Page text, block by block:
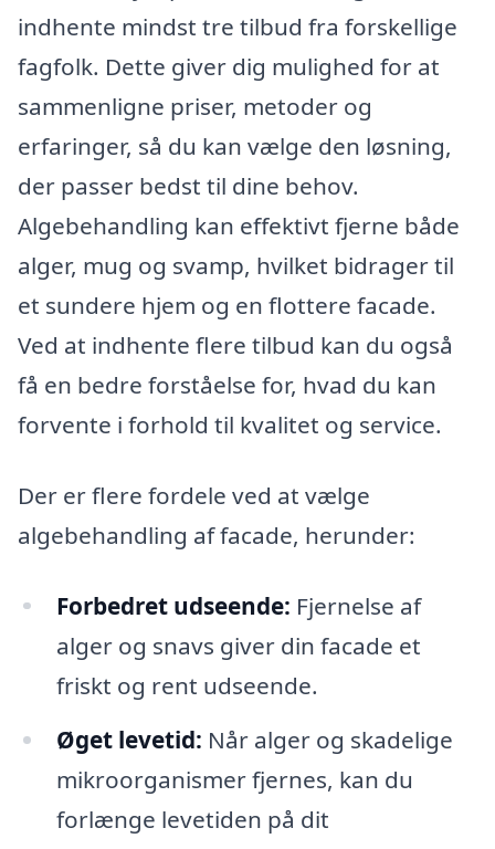
indhente mindst tre tilbud fra forskellige
fagfolk. Dette giver dig mulighed for at
sammenligne priser, metoder og
erfaringer, så du kan vælge den løsning,
der passer bedst til dine behov.
Algebehandling kan effektivt fjerne både
alger, mug og svamp, hvilket bidrager til
et sundere hjem og en flottere facade.
Ved at indhente flere tilbud kan du også
få en bedre forståelse for, hvad du kan
forvente i forhold til kvalitet og service.
Der er flere fordele ved at vælge
algebehandling af facade, herunder:
Forbedret udseende: Fjernelse af
alger og snavs giver din facade et
friskt og rent udseende.
Øget levetid: Når alger og skadelige
mikroorganismer fjernes, kan du
forlænge levetiden på dit